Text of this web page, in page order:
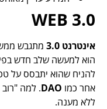
WEB 3.0
אינטרנט 3.0
מתגבש ממש
הוא למעשה שלב חדש
להניח שהוא יתבסס על
אחר כמוDAO. למה "רוב
ללא מענה.